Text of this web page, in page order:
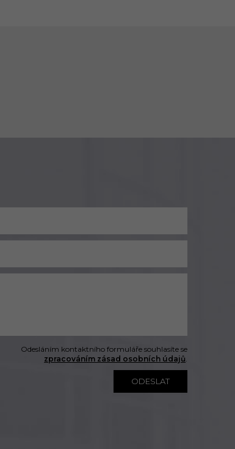
Odesláním kontaktního formuláře souhlasíte se
zpracováním zásad osobních údajů
ODESLAT